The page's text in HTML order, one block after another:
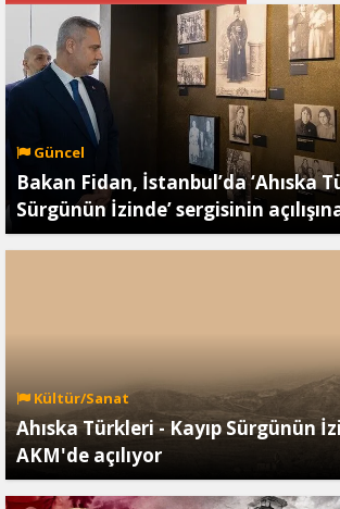
Güncel
Bakan Fidan, İstanbul’da ‘Ahıska
Sürgünün İzinde’ sergisinin
Kültür/Sanat
Ahıska Türkleri - Kayıp Sürgünün
AKM'de açılıyor